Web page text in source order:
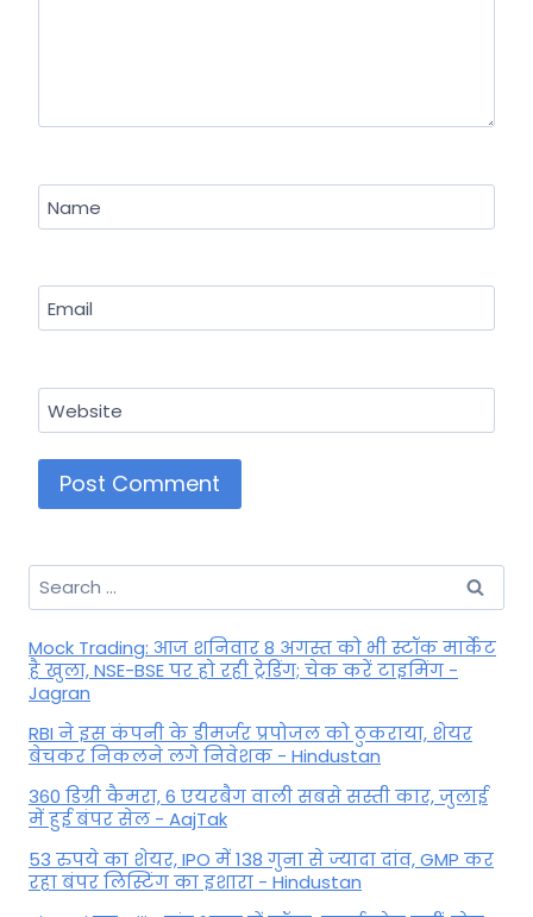
Name
Email
Website
Search
for:
Mock Trading: आज शनिवार 8 अगस्त को भी स्टॉक मार्केट
है खुला, NSE-BSE पर हो रही ट्रेडिंग; चेक करें टाइमिंग -
Jagran
RBI ने इस कंपनी के डीमर्जर प्रपोजल को ठुकराया, शेयर
बेचकर निकलने लगे निवेशक - Hindustan
360 डिग्री कैमरा, 6 एयरबैग वाली सबसे सस्ती कार, जुलाई
में हुई बंपर सेल - AajTak
53 रुपये का शेयर, IPO में 138 गुना से ज्यादा दांव, GMP कर
रहा बंपर लिस्टिंग का इशारा - Hindustan